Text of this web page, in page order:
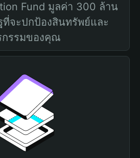
Fund มูลค่า 300 ล้าน
ที่จะปกป้องสินทรัพย์และ
กรรมของคุณ